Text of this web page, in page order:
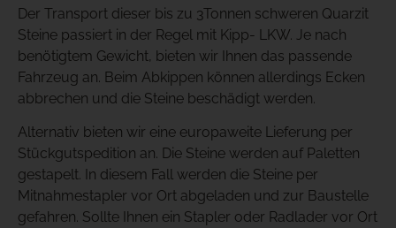
Der Transport dieser bis zu 3Tonnen schweren Quarzit
Steine passiert in der Regel mit Kipp- LKW. Je nach
benötigtem Gewicht, bieten wir Ihnen das passende
Fahrzeug an. Beim Abkippen können allerdings Ecken
abbrechen und die Steine beschädigt werden.
Alternativ bieten wir eine europaweite Lieferung per
Stückgutspedition an. Die Steine werden auf Paletten
gestapelt. In diesem Fall werden die Steine per
Mitnahmestapler vor Ort abgeladen und zur Baustelle
gefahren. Sollte Ihnen ein Stapler oder Radlader vor Ort